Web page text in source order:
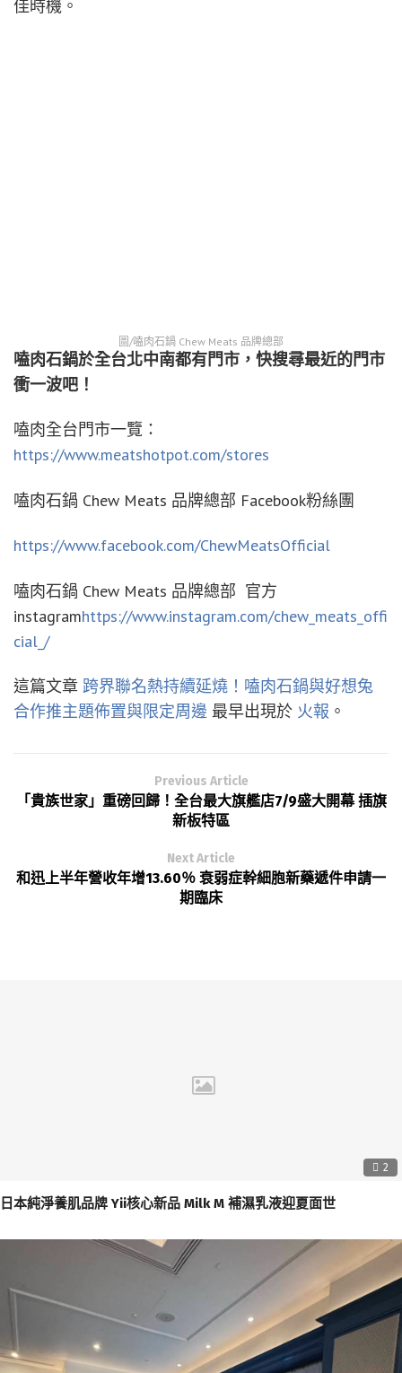
佳時機。
圖/嗑肉石鍋 Chew Meats 品牌總部
嗑肉石鍋於全台北中南都有門市，快搜尋最近的門市
衝一波吧！
嗑肉全台門市一覽：
https://www.meatshotpot.com/stores
嗑肉石鍋 Chew Meats 品牌總部 Facebook粉絲團
https://www.facebook.com/ChewMeatsOfficial
嗑肉石鍋 Chew Meats 品牌總部 官方
instagramhttps://www.instagram.com/chew_meats_offi
cial_/
這篇文章 跨界聯名熱持續延燒！嗑肉石鍋與好想兔
合作推主題佈置與限定周邊 最早出現於 火報 。
Previous Article
「貴族世家」重磅回歸！全台最大旗艦店7/9盛大開幕 插旗
新板特區
Next Article
和迅上半年營收年增13.60％ 衰弱症幹細胞新藥遞件申請一
期臨床
2
日本純淨養肌品牌 Yii核心新品 Milk M 補濕乳液迎夏面世